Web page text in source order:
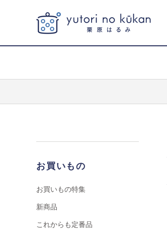
お買いもの
お買いもの特集
新商品
これからも定番品